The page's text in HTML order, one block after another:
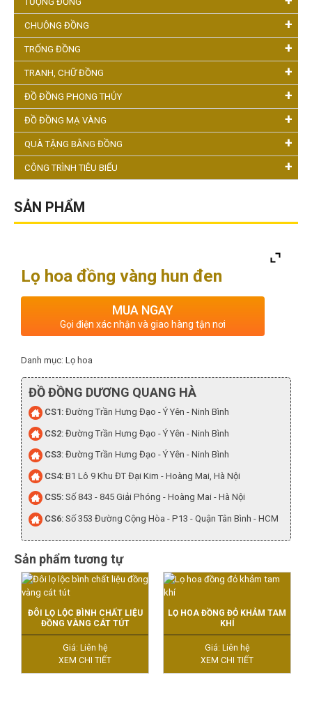
SẢN PHẨM
Lọ hoa đồng vàng hun đen
MUA NGAY
Gọi điện xác nhận và giao hàng tận nơi
Danh mục: Lọ hoa
ĐỒ ĐỒNG DƯƠNG QUANG HÀ
CS1: Đường Trần Hưng Đạo - Ý Yên - Ninh Bình
CS2: Đường Trần Hưng Đạo - Ý Yên - Ninh Bình
CS3: Đường Trần Hưng Đạo - Ý Yên - Ninh Bình
CS4: B1 Lô 9 Khu ĐT Đại Kim - Hoàng Mai, Hà Nội
CS5: Số 843 - 845 Giải Phóng - Hoàng Mai - Hà Nội
CS6: Số 353 Đường Cộng Hòa - P13 - Quận Tân Bình - HCM
Sản phẩm tương tự
ĐÔI LỌ LỘC BÌNH CHẤT LIỆU
ĐỒNG VÀNG CÁT TÚT
Giá: Liên hệ
XEM CHI TIẾT
LỌ HOA ĐỒNG ĐỎ KHẢM TAM
KHÍ
Giá: Liên hệ
XEM CHI TIẾT
CHUÔNG ĐỒNG
TRỐNG ĐỒNG
TRANH, CHỮ ĐỒNG
ĐỒ ĐỒNG PHONG THỦY
ĐỒ ĐỒNG MẠ VÀNG
QUÀ TẶNG BẰNG ĐỒNG
CÔNG TRÌNH TIÊU BIỂU